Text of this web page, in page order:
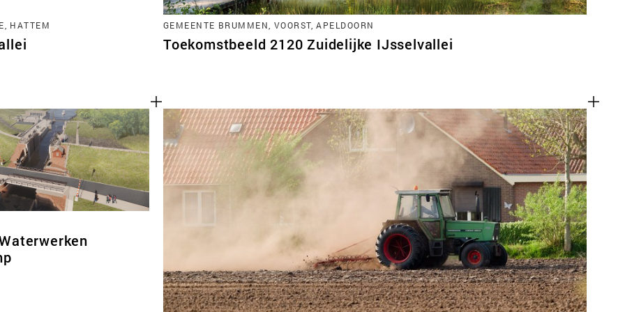
HATTEM GEMEENTE BRUMMEN, VOORST, APELDOORN
Toekomstbeeld 2120 Zuidelijke IJsselvallei